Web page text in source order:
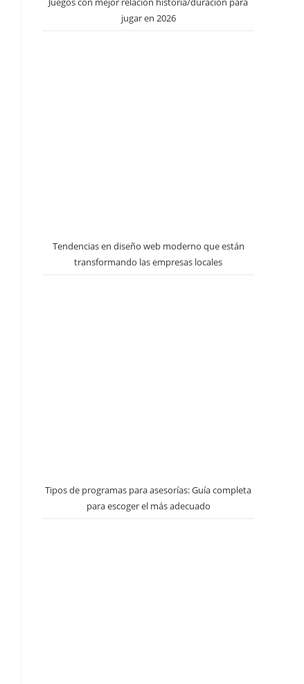
jugar en 2026
Tendencias en diseño web moderno que están
transformando las empresas locales
Tipos de programas para asesorías: Guía completa
para escoger el más adecuado